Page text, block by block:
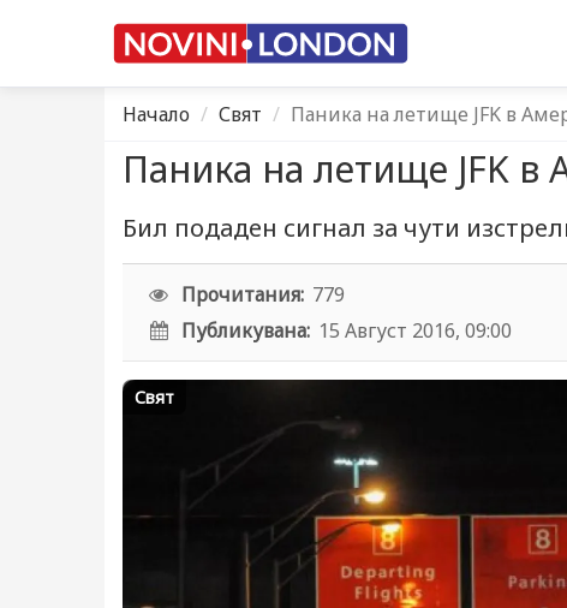
Начало Свят Паника на летище JFK в
Паника на летище JFK в
Бил подаден сигнал за чути
Прочитания: 779
Публикувана: 15 Август 2016, 09:00
Свят